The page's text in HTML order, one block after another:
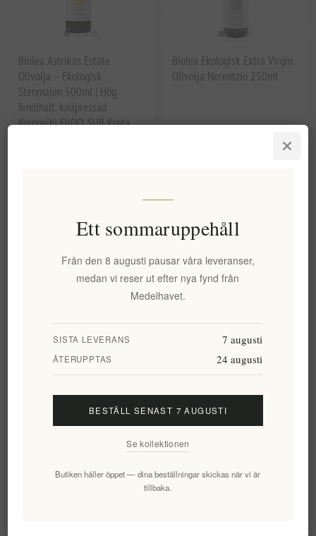
Biolea Astrikas Estate
Olivolja – Ekologisk
Stenmalen 500ml | Hög
fenolhalt, kallpressad
Koroneiki EVOO, SUB Kreta,
Biolea Ekologisk Extra Virgin
Olivolja Nerentzio 250ml
motsvarar 432,59 kr / 1 lt
Biolea Citron Ekologisk
Ett sommaruppehåll
Från den 8 augusti pausar våra leveranser,
medan vi reser ut efter nya fynd från
Medelhavet.
SISTA LEVERANS 7 augusti
ÅTERUPPTAS 24 augusti
BESTÄLL SENAST 7 AUGUSTI
Se kollektionen
Butiken håller öppet — dina beställningar skickas när vi är
tillbaka.